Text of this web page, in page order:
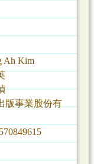
Ah Kim
版事業股份有